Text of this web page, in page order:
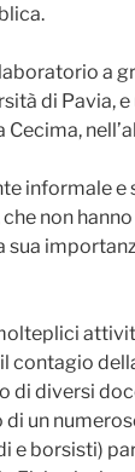
a
di Pavia,
Cecima,
informale
non
sua
contagio
di diversi
di un
e borsisti)